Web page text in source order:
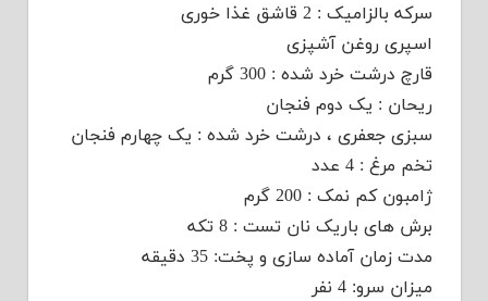
سرکه بالزامیک : 2 قاشق غذا خوری
اسپری روغن آشپزی
قارچ درشت خرد شده : 300 گرم
ریحان : یک دوم فنجان
سبزی جعفری ، درشت خرد شده : یک چهارم فنجان
تخم مرغ : 4 عدد
ژامبون کم نمک : 200 گرم
برش های باریک نان تست : 8 تکه
مدت زمان آماده سازی و پخت: 35 دقیقه
میزان سرو: 4 نفر